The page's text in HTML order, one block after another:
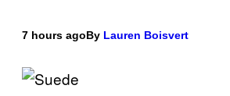
7 hours agoBy Lauren Boisvert